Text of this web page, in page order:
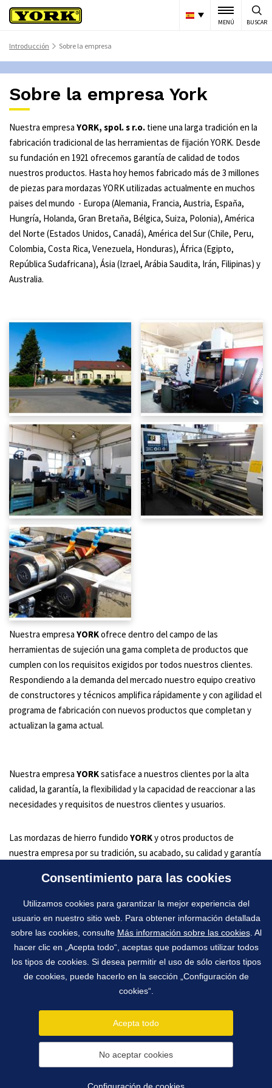
MENÚ BUSCAR
Introducción >Sobre la empresa
Sobre la empresa York
Nuestra empresa YORK, spol. s r.o. tiene una larga tradición en la
fabricación tradicional de las herramientas de fijación YORK. Desde
su fundación en 1921 ofrecemos garantía de calidad de todos
nuestros productos. Hasta hoy hemos fabricado más de 3 millones
de piezas para mordazas YORK utilizadas actualmente en muchos
paises del mundo - Europa (Alemania, Francia, Austria, Espaňa,
Hungría, Holanda, Gran Bretaňa, Bélgica, Suiza, Polonia), América
del Norte (Estados Unidos, Canadá), América del Sur (Chile, Peru,
Colombia, Costa Rica, Venezuela, Honduras), África (Egipto,
República Sudafricana), Ásia (Izrael, Arábia Saudita, Irán, Filipinas) y
Australia.
Nuestra empresa YORKofrece dentro del campo de las
herramientas de sujeción una gama completa de productos que
cumplen con los requisitos exigidos por todos nuestros clientes.
Respondiendo a la demanda del mercado nuestro equipo creativo
de constructores y técnicos amplifica rápidamente y con agilidad el
programa de fabricación con nuevos productos que completan y
actualizan la gama actual.
Nuestra empresa YORKsatisface a nuestros clientes por la alta
calidad, la garantía, la flexibilidad y la capacidad de reaccionar a las
necesidades y requisitos de nuestros clientes y usuarios.
Las mordazas de hierro fundido YORKy otros productos de
nuestra empresa por su tradición, su acabado, su calidad y garantía
Certificados
Los productos están probados por el instituto de control y
certificados.Szú-ČR,TÜV-GS1,TÜV-GS2,TÜV-GS3,Гост.
info@york.cz
tel.+420 318 521 185
fax +420 318 521 850
Configuración de cookies
Consentimiento para las cookies
Utilizamos cookies para garantizar la mejor experiencia del
usuario en nuestro sitio web. Para obtener información detallada
sobre las cookies, consulte Más información sobre las cookies. Al
hacer clic en „Acepta todo“, aceptas que podamos utilizar todos
los tipos de cookies. Si desea permitir el uso de sólo ciertos tipos
de cookies, puede hacerlo en la sección „Configuración de
cookies“.
Acepta todo
No aceptar cookies